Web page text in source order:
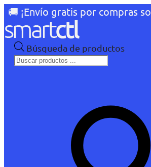
🚚 ¡Envío gratis por compras
Búsqueda de productos